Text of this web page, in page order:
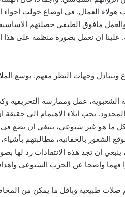
العمال. في اوضاع حولت اجواء
يمثل النزول للشارع والعمل مافوق
علينا ان نعمل بصورة منظمة على هذا
الشعبوية، عمل وممارسة التحريفية
يجب ايلاء الاهتمام الى
غير شيوعي، ينبغي ان نضع في
الشعور بالحقانية، مطالبتهم
ان تجد هذه الانتقادات رد لها
واضحا عن الحزب الشيوعي
طبيعية وباقل ما يمكن من